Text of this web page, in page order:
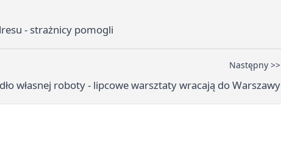
- strażnicy pomogli
Następny >>
własnej roboty - lipcowe warsztaty wracają do Warszawy